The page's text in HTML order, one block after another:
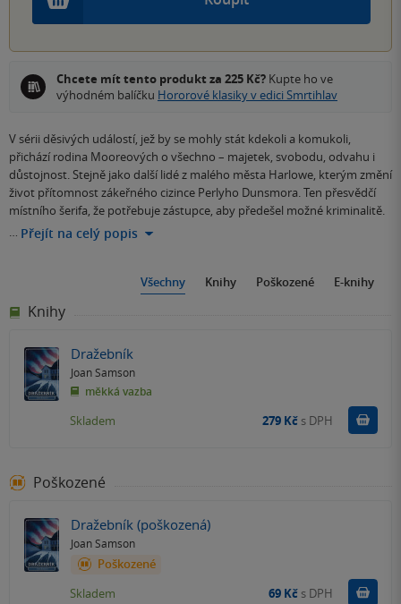
Chcete mít tento produkt za 225 Kč? Kupte ho ve
výhodném balíčku Hororové klasiky v edici Smrtihlav
V sérii děsivých událostí, jež by se mohly stát kdekoli a komukoli,
přichází rodina Mooreových o všechno – majetek, svobodu, odvahu i
důstojnost. Stejně jako další lidé z malého města Harlowe, kterým změní
život přítomnost zákeřného cizince Perlyho Dunsmora. Ten přesvědčí
místního šerifa, že potřebuje zástupce, aby předešel možné kriminalitě.
… Přejít na celý popis
Všechny Knihy Poškozené E-knihy
Knihy
Dražebník
Joan Samson
měkká vazba
Skladem 279 Kč s DPH
Poškozené
Dražebník (poškozená)
Joan Samson
Poškozené
Skladem 69 Kč s DPH